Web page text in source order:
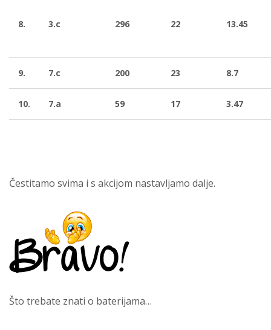
8. 3.c 296 22 13.45
9. 7.c 200 23 8.7
10. 7.a 59 17 3.47
Čestitamo svima i s akcijom nastavljamo dalje.
Što trebate znati o baterijama…